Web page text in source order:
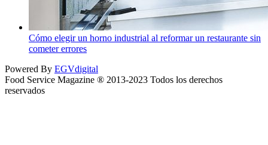
Cómo elegir un horno industrial al reformar un restaurante sin
cometer errores
Powered By EGVdigital
Food Service Magazine ® 2013-2023 Todos los derechos
reservados